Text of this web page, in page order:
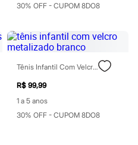
30% OFF - CUPOM 8DO8
Tênis Infantil Com Velcro Metalizado Branco
R$ 99,99
1 a 5 anos
30% OFF - CUPOM 8DO8